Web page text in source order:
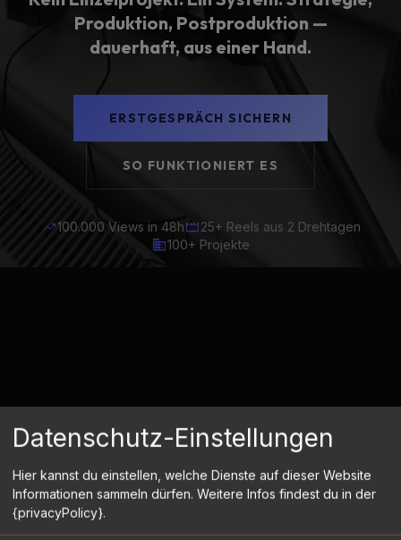
Produktion, Postproduktion —
dauerhaft, aus einer Hand.
ERSTGESPRÄCH SICHERN
SO FUNKTIONIERT ES
trending_up100.000 Views in 48hmovie25+ Reels aus 2 Drehtagen
business100+ Projekte
Datenschutz-Einstellungen
Hier kannst du einstellen, welche Dienste auf dieser Website
Informationen sammeln dürfen. Weitere Infos findest du in der
{privacyPolicy}.